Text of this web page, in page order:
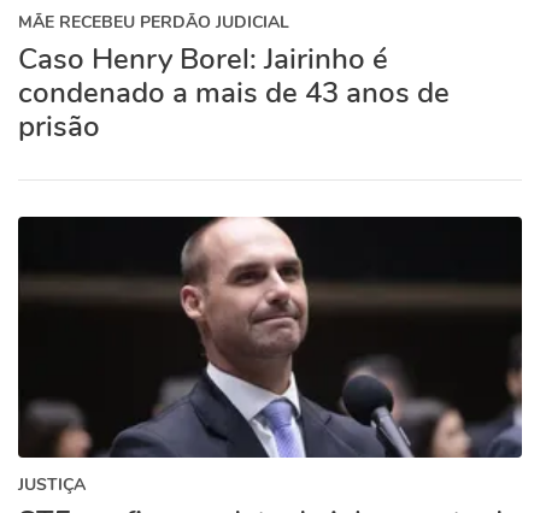
MÃE RECEBEU PERDÃO JUDICIAL
Caso Henry Borel: Jairinho é
condenado a mais de 43 anos de
prisão
JUSTIÇA